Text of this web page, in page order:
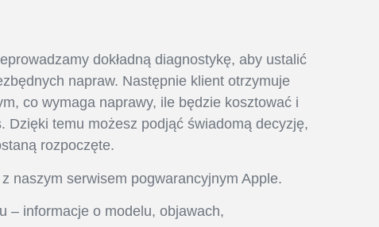
dokładną diagnostykę, aby ustalić
napraw. Następnie klient otrzymuje
co wymaga naprawy, ile będzie kosztować i
Dzięki temu możesz podjąć świadomą decyzję,
rozpoczęte.
naszym serwisem pogwarancyjnym Apple.
– informacje o modelu, objawach,